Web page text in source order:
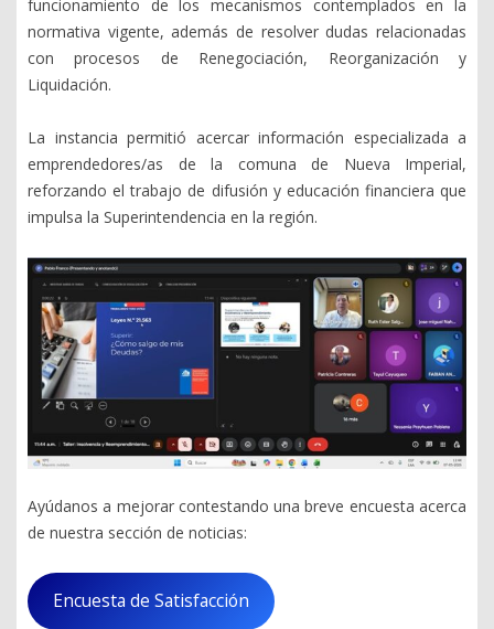
funcionamiento de los mecanismos contemplados en la
normativa vigente, además de resolver dudas relacionadas
con procesos de Renegociación, Reorganización y
Liquidación.
La instancia permitió acercar información especializada a
emprendedores/as de la comuna de Nueva Imperial,
reforzando el trabajo de difusión y educación financiera que
impulsa la Superintendencia en la región.
Ayúdanos a mejorar contestando una breve encuesta acerca
de nuestra sección de noticias:
Encuesta de Satisfacción